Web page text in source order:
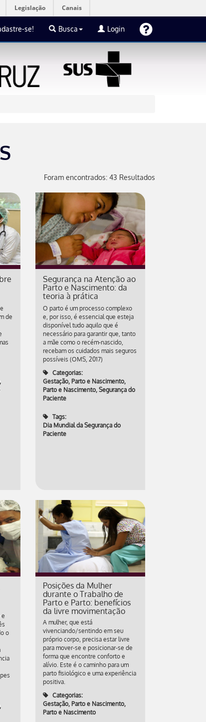
Legislação Canais
se! Busca Login
Foram encontrados: 43 Resultados
de
,
Segurança na Atenção ao
Parto e Nascimento: da
teoria à prática
O parto é um processo complexo
e, por isso, é essencial que esteja
disponível tudo aquilo que é
necessário para garantir que, tanto
a mãe como o recém-nascido,
recebam os cuidados mais seguros
possíveis (OMS, 2017)
Categorias:
Gestação, Parto e Nascimento,
Parto e Nascimento, Segurança do
Paciente
Tags:
Dia Mundial da Segurança do
Paciente
e
o
,
Posições da Mulher
durante o Trabalho de
Parto e Parto: benefícios
da livre movimentação
A mulher, que está
vivenciando/sentindo em seu
próprio corpo, precisa estar livre
para mover-se e posicionar-se de
forma que encontre conforto e
alívio. Este é o caminho para um
parto fisiológico e uma experiência
positiva.
Categorias:
Gestação, Parto e Nascimento,
Parto e Nascimento